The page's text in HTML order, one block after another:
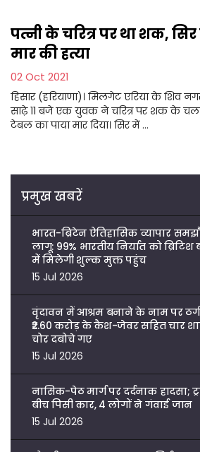
पत्नी के चरित्र पर था शक,
मार की हत्या
02 Oct 2021
हिसार (हरियाणा)। मिलगेट एरिया के शिव
साढ़े 11 बजे एक युवक ने चरित्र पर शक के
टेबल का पाया मार दिया। सिर में ...
प्रमुख खबरें
भारत-ब्रिटेन ऐतिहासिक व्यापार
लागू: 99% भारतीय निर्यात को ब्रिटिश
में मिलेगी शुल्क मुक्त पहुंच
15 Jul 2026
वृंदावन में आश्रम बनाने के नाम पर
₹2.60 करोड़ के कैश-जेवर सहित चार
चोर दबोचे गए
15 Jul 2026
नासिक-पेठ मार्ग पर दर्दनाक हादसा;
बीच पिसी कार, 4 लोगों ने गंवाई जान
15 Jul 2026